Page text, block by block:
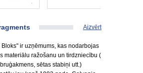
Aizvērt
Bloks" ir uzņēmums, kas nodarbojas
materiālu ražošanu un tirdzniecību (
sētas stabiņi utt.)